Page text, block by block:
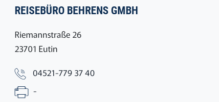
REISEBÜRO BEHRENS GMBH
Riemannstraße 26
23701 Eutin
04521-779 37 40
-